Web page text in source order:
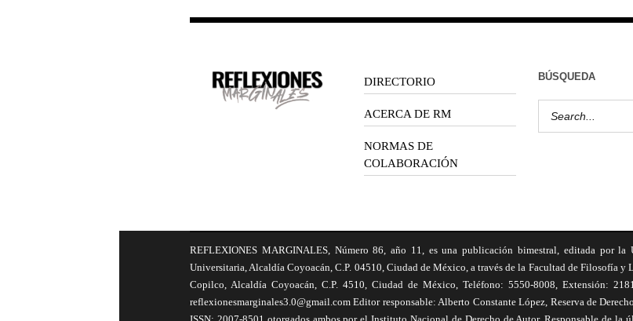
DIRECTORIO
ACERCA DE RM
NORMAS DE
COLABORACIÓN
BÚSQUEDA
REFLEXIONES MARGINALES, Número 86, año 11, es una publicación bimestral, editada por
Universitaria, Alcaldía Coyoacán, C.P. 04510, Ciudad de México, a través de la Facultad de Filosofía
Copilco, Alcaldía Coyoacán, C.P. 4510, Ciudad de México, Teléfono: 5550-8008, Extensión:
reflexionesmarginales3.0@gmail.com Editor responsable: Alberto Constante López, Reserva de